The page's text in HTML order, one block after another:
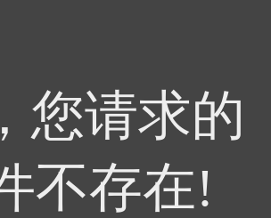
您请求的
不存在!